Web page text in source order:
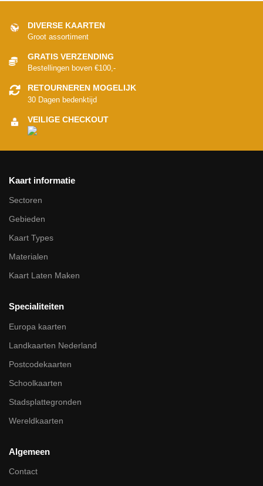
DIVERSE KAARTEN
Groot assortiment
GRATIS VERZENDING
Bestellingen boven €100,-
RETOURNEREN MOGELIJK
30 Dagen bedenktijd
VEILIGE CHECKOUT
Kaart informatie
Sectoren
Gebieden
Kaart Types
Materialen
Kaart Laten Maken
Specialiteiten
Europa kaarten
Landkaarten Nederland
Postcodekaarten
Schoolkaarten
Stadsplattegronden
Wereldkaarten
Algemeen
Contact